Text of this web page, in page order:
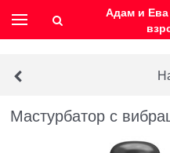
Адам и Ева
Мастурбатор с